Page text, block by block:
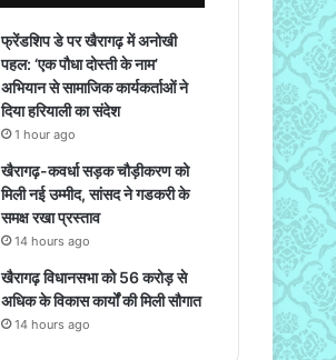
फ्रेंडशिप डे पर खैरागढ़ में अनोखी
पहल: ‘एक पौधा दोस्ती के नाम’
अभियान से सामाजिक कार्यकर्ताओं ने
दिया हरियाली का संदेश
1 hour ago
खैरागढ़-कवर्धा सड़क चौड़ीकरण को
मिली नई उम्मीद, सांसद ने गडकरी के
समक्ष रखा प्रस्ताव
14 hours ago
खैरागढ़ विधानसभा को 56 करोड़ से
अधिक के विकास कार्यों की मिली सौगात
14 hours ago